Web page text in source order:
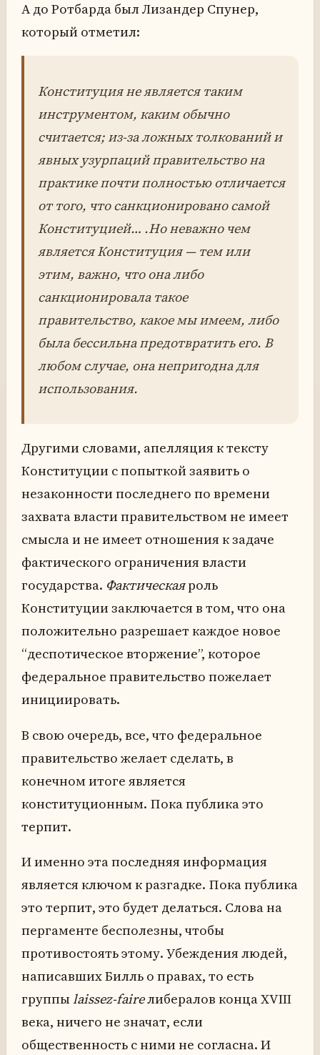
А до Ротбарда был Лизандер Спунер,
который отметил:
Конституция не является таким
инструментом, каким обычно
считается; из-за ложных толкований и
явных узурпаций правительство на
практике почти полностью отличается
от того, что санкционировано самой
Конституцией… .Но неважно чем
является Конституция — тем или
этим, важно, что она либо
санкционировала такое
правительство, какое мы имеем, либо
была бессильна предотвратить его. В
любом случае, она непригодна для
использования.
Другими словами, апелляция к тексту
Конституции с попыткой заявить о
незаконности последнего по времени
захвата власти правительством не имеет
смысла и не имеет отношения к задаче
фактического ограничения власти
государства. Фактическаяроль
Конституции заключается в том, что она
положительно разрешает каждое новое
“деспотическое вторжение”, которое
федеральное правительство пожелает
инициировать.
В свою очередь, все, что федеральное
правительство желает сделать, в
конечном итоге является
конституционным. Пока публика это
терпит.
И именно эта последняя информация
является ключом к разгадке. Пока публика
это терпит, это будет делаться. Слова на
пергаменте бесполезны, чтобы
противостоять этому. Убеждения людей,
написавших Билль о правах, то есть
группы laissez-faireлибералов конца XVIII
века, ничего не значат, если
общественность с ними не согласна. И